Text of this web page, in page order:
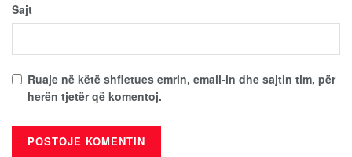
Sajt
Ruaje në këtë shfletues emrin, email-in dhe sajtin tim, për
herën tjetër që komentoj.